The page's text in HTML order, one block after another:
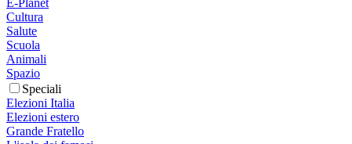
E-Planet
Cultura
Salute
Scuola
Animali
Spazio
Speciali
Elezioni Italia
Elezioni estero
Grande Fratello